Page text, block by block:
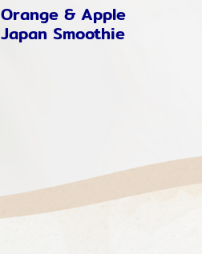
Orange & Apple
Japan Smoothie